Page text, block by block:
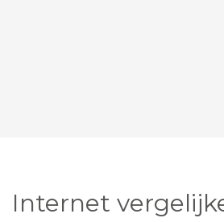
Internet